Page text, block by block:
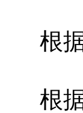
根据
根据